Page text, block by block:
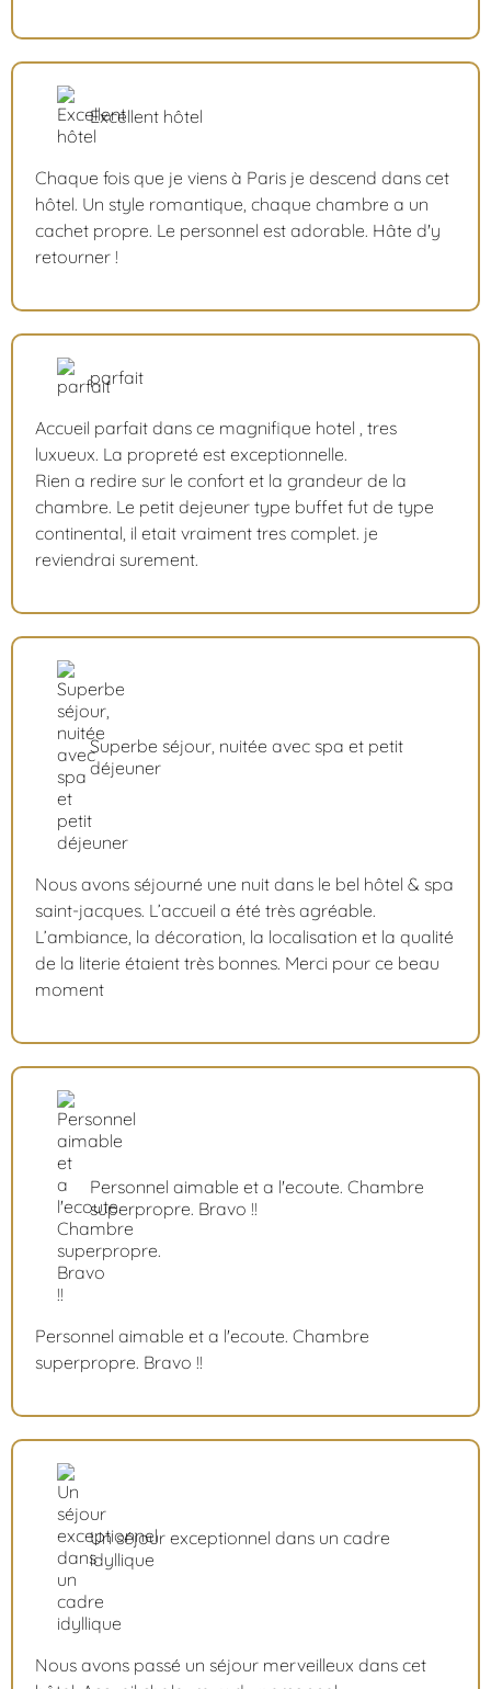
Excellent hôtel
Chaque fois que je viens à Paris je descend dans cet
hôtel. Un style romantique, chaque chambre a un
cachet propre. Le personnel est adorable. Hâte d'y
retourner !
parfait
Accueil parfait dans ce magnifique hotel , tres
luxueux. La propreté est exceptionnelle.
Rien a redire sur le confort et la grandeur de la
chambre. Le petit dejeuner type buffet fut de type
continental, il etait vraiment tres complet. je
reviendrai surement.
Superbe séjour, nuitée avec spa et petit
déjeuner
Nous avons séjourné une nuit dans le bel hôtel & spa
saint-jacques. L’accueil a été très agréable.
L’ambiance, la décoration, la localisation et la qualité
de la literie étaient très bonnes. Merci pour ce beau
moment
Personnel aimable et a l'ecoute. Chambre
superpropre. Bravo !!
Personnel aimable et a l'ecoute. Chambre
superpropre. Bravo !!
Un séjour exceptionnel dans un cadre
idyllique
Nous avons passé un séjour merveilleux dans cet